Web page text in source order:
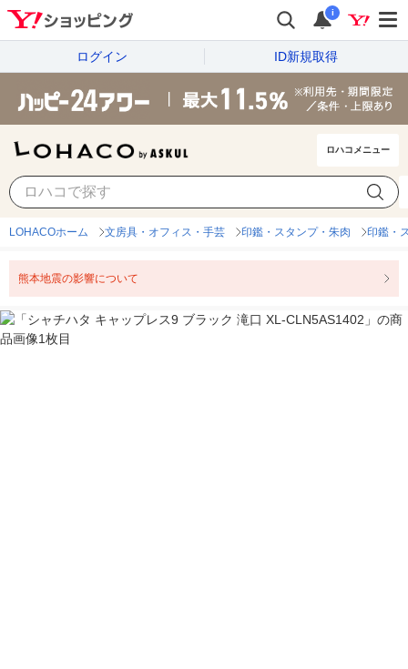
i
ログイン ID新規取得
ロハコメニュー
LOHACOホーム 文房具・オフィス・手芸 印鑑・スタンプ・朱肉 印鑑・
熊本地震の影響について